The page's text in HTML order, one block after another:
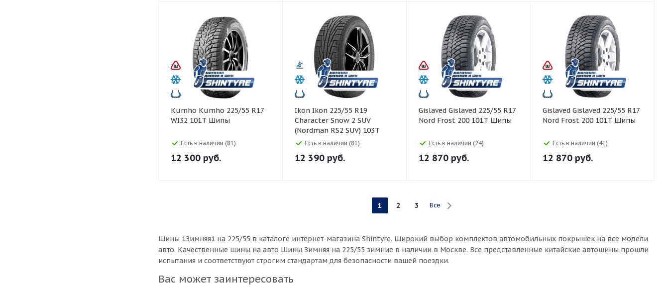
Kumho Kumho 225/55 R17
WI32 101T Шипы
Есть в наличии (81)
12 300 руб.
Ikon Ikon 225/55 R19
Character Snow 2 SUV
(Nordman RS2 SUV) 103T
Есть в наличии (81)
12 390 руб.
Gislaved Gislaved 225/55 R17
Nord Frost 200 101T Шипы
Есть в наличии (24)
12 870 руб.
Gislaved Gislaved 225/55 R17
Nord Frost 200 101T Шипы
Есть в наличии (41)
12 870 руб.
1 2 3 Все
Шины 1Зимняя1 на 225/55 в каталоге интернет-магазина Shintyre. Широкий выбор комплектов автомобильных покрышек на все модели
авто. Качественные шины на авто Шины Зимняя на 225/55 зимние в наличии в Москве. Все представленные китайские автошины прошли
испытания и соответствуют строгим стандартам для безопасности вашей поездки.
Вас может заинтересовать